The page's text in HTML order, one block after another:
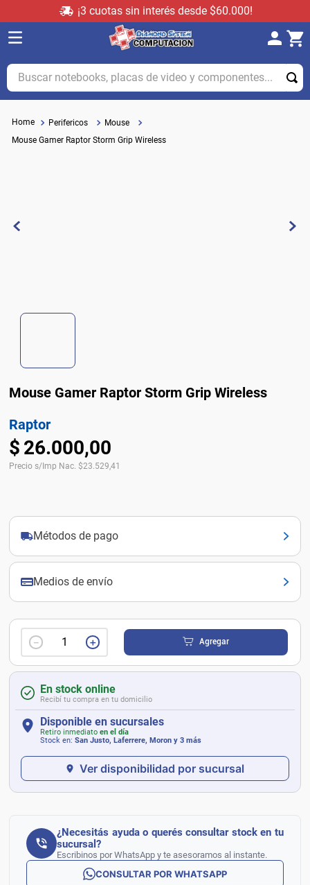
¡3 cuotas sin interés desde $60.000!
Buscar notebooks, placas de video y componentes...
Perifericos
Mouse
Mouse Gamer Raptor Storm Grip Wireless
Mouse Gamer Raptor Storm Grip Wireless
Raptor
$ 26.000,00
Precio s/Imp Nac. $23.529,41
Métodos de pago
Medios de envío
＋
－ Agregar
En stock online
Recibí tu compra en tu domicilio
Disponible en sucursales
Retiro inmediato en el día
Stock en: San Justo, Laferrere, Moron y 3 más
Ver disponibilidad por sucursal
¿Necesitás ayuda o querés consultar stock en tu
sucursal?
Escribinos por WhatsApp y te asesoramos al instante.
CONSULTAR POR WHATSAPP